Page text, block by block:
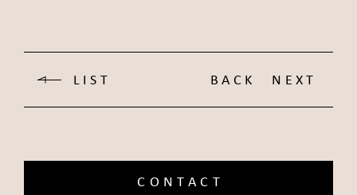
LIST BACK NEXT
CONTACT